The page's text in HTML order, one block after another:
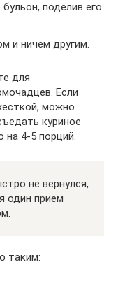
поделив его
и ничем другим.
для
Если
можно
куриное
на 4-5 порций.
не вернулся,
один прием
таким: